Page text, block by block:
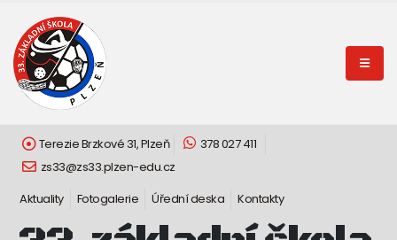
Terezie Brzkové 31, Plzeň
378 027 411
zs33@zs33.plzen-edu.cz
Aktuality
Fotogalerie Úřední deska Kontakty